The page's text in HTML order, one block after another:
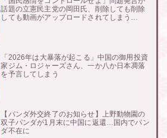
話題の立憲民主党の岡田氏、削除しても削除
しても動画がアップロードされてしまう…
「2026年は大暴落が起こる」中国の御用投資
家ジム・ロジャーズさん、一か八か日本凋落
を予言してしまう
【パンダ外交終了のお知らせ】上野動物園の
双子パンダが1月末に中国に返還…国内でパン
ダ不在に